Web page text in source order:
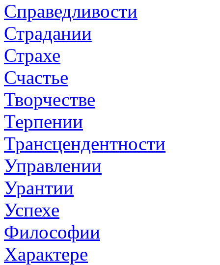
Справедливости
Страдании
Страхе
Счастье
Творчестве
Терпении
Трансцендентности
Управлении
Урантии
Успехе
Философии
Характере